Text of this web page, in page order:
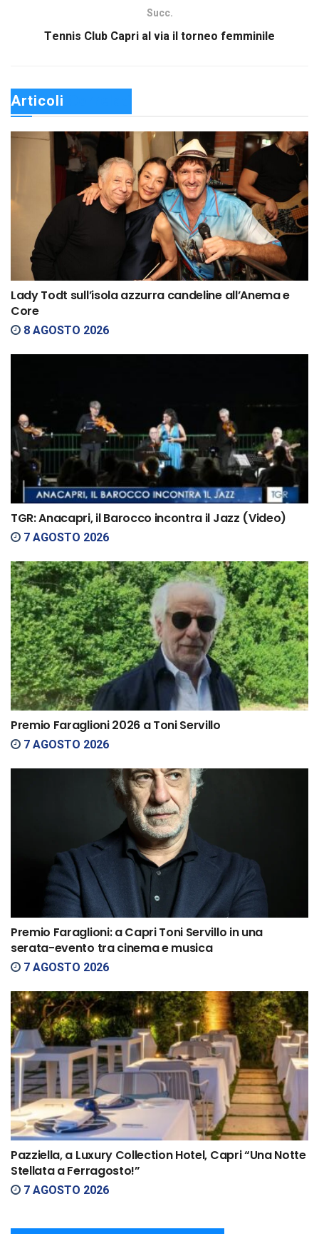
Succ.
Tennis Club Capri al via il torneo femminile
Articoli
Lady Todt sull’isola azzurra candeline all’Anema e
Core
8 AGOSTO 2026
TGR: Anacapri, il Barocco incontra il Jazz (Video)
7 AGOSTO 2026
Premio Faraglioni 2026 a Toni Servillo
7 AGOSTO 2026
Premio Faraglioni: a Capri Toni Servillo in una
serata-evento tra cinema e musica
7 AGOSTO 2026
Pazziella, a Luxury Collection Hotel, Capri “Una Notte
Stellata a Ferragosto!”
7 AGOSTO 2026